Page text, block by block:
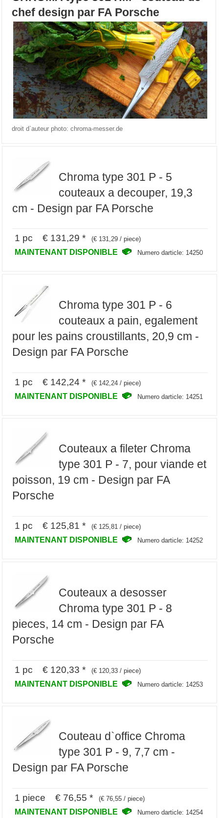
chef design par FA Porsche
droit d`auteur photo: chroma-messer.de
Chroma type 301 P - 5
couteaux a decouper, 19,3
cm - Design par FA Porsche
1 pc € 131,29 * (€ 131,29 / piece)
MAINTENANT DISPONIBLE Numero darticle: 14250
Chroma type 301 P - 6
couteaux a pain, egalement
pour les pains croustillants, 20,9 cm -
Design par FA Porsche
1 pc € 142,24 * (€ 142,24 / piece)
MAINTENANT DISPONIBLE Numero darticle: 14251
Couteaux a fileter Chroma
type 301 P - 7, pour viande et
poisson, 19 cm - Design par FA
Porsche
1 pc € 125,81 * (€ 125,81 / piece)
MAINTENANT DISPONIBLE Numero darticle: 14252
Couteaux a desosser
Chroma type 301 P - 8
pieces, 14 cm - Design par FA
Porsche
1 pc € 120,33 * (€ 120,33 / piece)
MAINTENANT DISPONIBLE Numero darticle: 14253
Couteau d`office Chroma
type 301 P - 9, 7,7 cm -
Design par FA Porsche
1 piece € 76,55 * (€ 76,55 / piece)
MAINTENANT DISPONIBLE Numero darticle: 14254